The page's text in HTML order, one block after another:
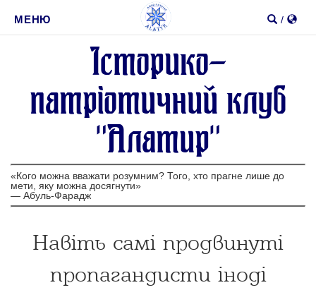
МЕНЮ /
Iсторико-
патрiотичний клуб
"Алатир"
«Кого можна вважати розумним? Того, хто прагне лише до
мети, яку можна досягнути»
— Абуль-Фарадж
Навіть самі продвинуті
пропагандисти іноді